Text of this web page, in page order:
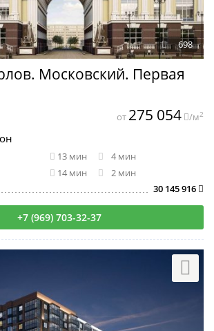
Московский. Первая
698
13 мин
4 мин
14 мин
2 мин
30 145 916
от 275 054 /м2
+7 (969) 703-32-37